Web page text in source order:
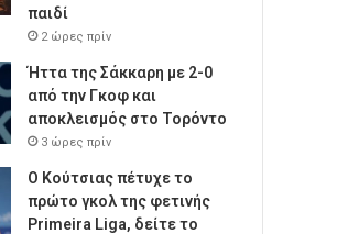
παιδί
2 ώρες πρίν
Ήττα της Σάκκαρη με 2-0
από την Γκοφ και
αποκλεισμός στο Τορόντο
3 ώρες πρίν
Ο Κούτσιας πέτυχε το
πρώτο γκολ της φετινής
Primeira Liga, δείτε το